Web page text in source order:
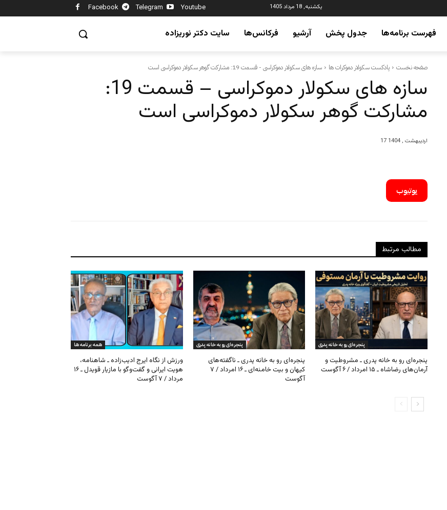
Facebook Telegram Youtube یکشنبه, 18 مرداد 1405
فهرست برنامه‌ها جدول پخش آرشیو فرکانس‌ها سایت دکتر نوریزاده
صفحه نخست پادکست سکولار دموکرات ها سازه های سکولار دموکراسی - قسمت 19: مشارکت گوهر سکولار دموکراسی است
سازه های سکولار دموکراسی – قسمت 19:
مشارکت گوهر سکولار دموکراسی است
17 اردیبهشت , 1404
یوتیوب
مطالب مرتبط
همه برنامه ها
ورزش از نگاه ایرج ادیب‌زاده ـ شاهنامه،
هویت ایرانی و گفت‌وگو با مازیار قویدل ـ ۱۶
مرداد / ۷ آگوست
پنجره‌ای رو به خانه پدری
پنجره‌ای رو به خانه پدری ـ ناگفته‌های
کیهان و بیت خامنه‌ای ـ ۱۶ امرداد / ۷
آگوست
پنجره‌ای رو به خانه پدری
پنجره‌ای رو به خانه پدری ـ مشروطیت و
آرمان‌های رضاشاه ـ ۱۵ امرداد / ۶ آگوست